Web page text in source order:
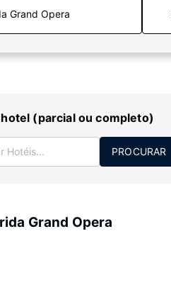
(parcial ou completo)
PROCURAR
Grand Opera